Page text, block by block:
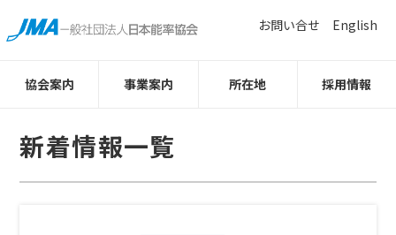
協会案内 事業案内 所在地 採用情報
お問い合せ English
新着情報一覧